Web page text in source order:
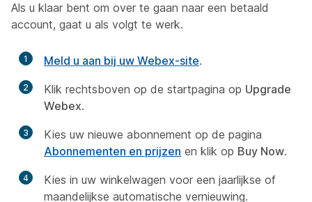
Als u klaar bent om over te gaan naar een betaald
account, gaat u als volgt te werk.
1 Meld u aan bij uw Webex-site.
2 Klik rechtsboven op de startpagina op Upgrade
Webex.
3
Kies uw nieuwe abonnement op de pagina
Abonnementen en prijzen en klik op Buy Now.
4
Kies in uw winkelwagen voor een jaarlijkse of
maandelijkse automatische vernieuwing.